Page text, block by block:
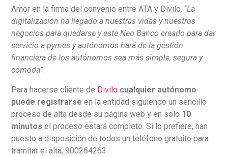
Amor en la firma del convenio entre ATA y Divilo. “La
digitalización ha llegado a nuestras vidas y nuestros
negocios para quedarse y este Neo Banco creado para dar
servicio a pymes y autónomos hará de la gestión
financiera de los autónomos sea más simple, segura y
cómoda”.
Para hacerse cliente de Divilo cualquier autónomo
puede registrarseen la entidad siguiendo un sencillo
proceso de alta desde su página web y en solo 10
minutosel proceso estará completo. Si lo prefiere, han
puesto a disposición de todos un teléfono gratuito para
tramitar el alta, 900264263.